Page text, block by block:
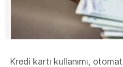
Kredi kartı kullanımı,